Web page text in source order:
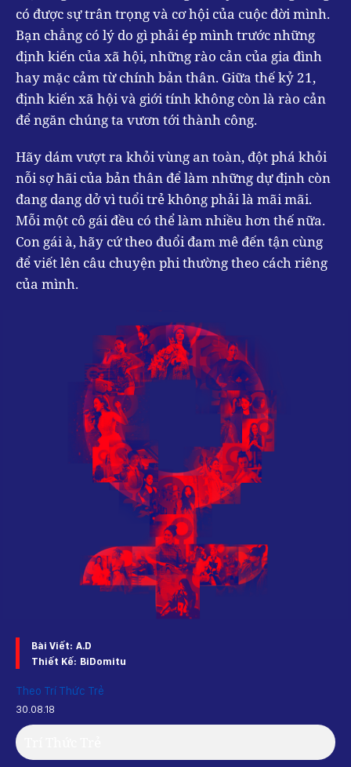
có được sự trân trọng và cơ hội của cuộc đời mình.
Bạn chẳng có lý do gì phải ép mình trước những
định kiến của xã hội, những rào cản của gia đình
hay mặc cảm từ chính bản thân. Giữa thế kỷ 21,
định kiến xã hội và giới tính không còn là rào cản
để ngăn chúng ta vươn tới thành công.
Hãy dám vượt ra khỏi vùng an toàn, đột phá khỏi
nỗi sợ hãi của bản thân để làm những dự định còn
đang dang dở vì tuổi trẻ không phải là mãi mãi.
Mỗi một cô gái đều có thể làm nhiều hơn thế nữa.
Con gái à, hãy cứ theo đuổi đam mê đến tận cùng
để viết lên câu chuyện phi thường theo cách riêng
của mình.
Bài Viết: A.D
Thiết Kế: BiDomitu
Theo Trí Thức Trẻ
30.08.18